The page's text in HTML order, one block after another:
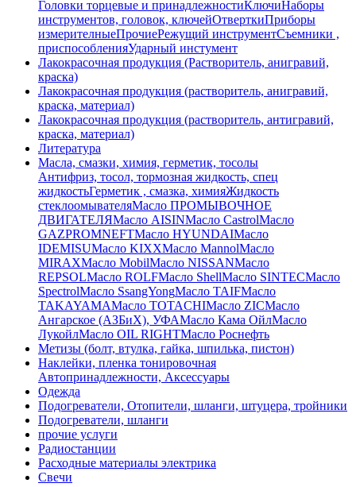
Головки торцевые и принадлежностиКлючиНаборы
инструментов, головок, ключейОтверткиПриборы
измерителныеПрочиеРежущий инструментСъемники ,
приспособленияУдарный инстумент
Лакокрасочная продукция (Растворитель, анигравий,
краска)
Лакокрасочная продукция (растворитель, анигравий,
краска, материал)
Лакокрасочная продукция (растворитель, антигравий,
краска, материал)
Литература
Масла, смазки, химия, герметик, тосолы
Антифриз, тосол, тормозная жидкость, спец
жидкостьГерметик , смазка, химияЖидкость
стеклоомывателяМасло ПРОМЫВОЧНОЕ
ДВИГАТЕЛЯМасло AISINМасло CastrolМасло
GAZPROMNEFTМасло HYUNDAIМасло
IDEMISUМасло KIXXМасло MannolМасло
MIRAXМасло MobilМасло NISSANМасло
REPSOLМасло ROLFМасло ShellМасло SINTECМасло
SpectrolМасло SsangYongМасло TAIFМасло
TAKAYAMAМасло TOTACHIМасло ZICМасло
Ангарское (АЗБиХ), УФАМасло Кама ОйлМасло
ЛукойлМасло ОIL RIGHTМасло Роснефть
Метизы (болт, втулка, гайка, шпилька, пистон)
Наклейки, пленка тонировочная
Автопринадлежности, Аксессуары
Одежда
Подогреватели, Отопители, шланги, штуцера, тройники
Подогреватели, шланги
прочие услуги
Радиостанции
Расходные материалы электрика
Свечи